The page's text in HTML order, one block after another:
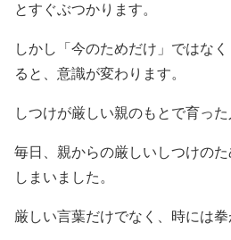
とすぐぶつかります。
しかし「今のためだけ」ではな
ると、意識が変わります。
しつけが厳しい親のもとで育った
毎日、親からの厳しいしつけの
しまいました。
厳しい言葉だけでなく、時には拳